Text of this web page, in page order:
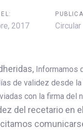
2017 Circular
Informamos
de validez desde
con la firma del
del recetario en